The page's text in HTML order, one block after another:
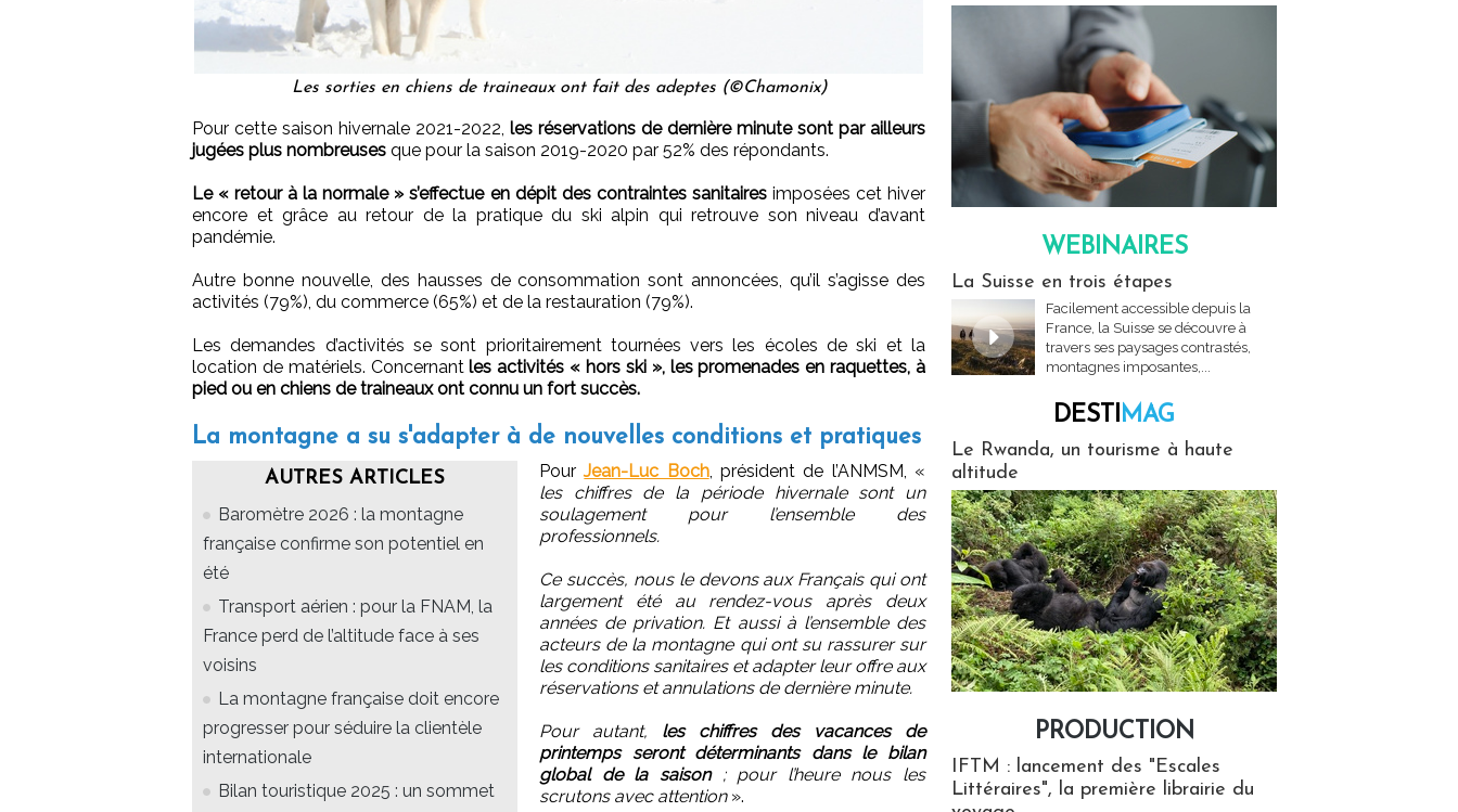
Les sorties en chiens de traineaux ont fait des adeptes (©Chamonix)
Pour cette saison hivernale 2021-2022, les réservations de dernière minute sont par ailleurs
jugées plus nombreuses que pour la saison 2019-2020 par 52% des répondants.
Le « retour à la normale » s’effectue en dépit des contraintes sanitairesimposées cet hiver
encore et grâce au retour de la pratique du ski alpin qui retrouve son niveau d’avant
pandémie.
Autre bonne nouvelle, des hausses de consommation sont annoncées, qu’il s’agisse des
activités (79%), du commerce (65%) et de la restauration (79%).
Les demandes d’activités se sont prioritairement tournées vers les écoles de ski et la
location de matériels. Concernant les activités « hors ski », les promenades en raquettes, à
pied ou en chiens de traineaux ont connu un fort succès.
La montagne a su s'adapter à de nouvelles conditions et pratiques
AUTRES ARTICLES
Baromètre 2026 : la montagne
française confirme son potentiel en
été
Transport aérien : pour la FNAM, la
France perd de l’altitude face à ses
voisins
La montagne française doit encore
progresser pour séduire la clientèle
internationale
Bilan touristique 2025 : un sommet
PourJean-Luc Boch, président de l’ANMSM, «
les chiffres de la période hivernale sont un
soulagement pour l’ensemble des
professionnels.
Ce succès, nous le devons aux Français qui ont
largement été au rendez-vous après deux
années de privation. Et aussi à l’ensemble des
acteurs de la montagne qui ont su rassurer sur
les conditions sanitaires et adapter leur offre aux
réservations et annulations de dernière minute.
Pour autant, les chiffres des vacances de
printemps seront déterminants dans le bilan
global de la saison; pour l’heure nous les
scrutons avec attention».
WEBINAIRES
La Suisse en trois étapes
Facilement accessible depuis la
France, la Suisse se découvre à
travers ses paysages contrastés,
montagnes imposantes,...
DESTIMAG
Le Rwanda, un tourisme à haute
altitude
PRODUCTION
IFTM : lancement des "Escales
Littéraires", la première librairie du